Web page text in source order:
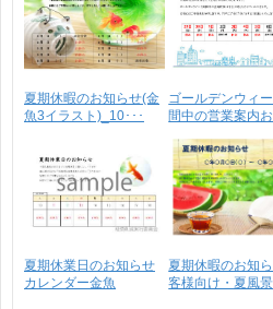
夏期休暇のお知らせ(金
魚3イラスト)_10･･･
ゴールデンウィ
間中の営業案内
夏期休業日のお知らせ
カレンダー金魚
夏期休暇のお知
客様向け・夏風